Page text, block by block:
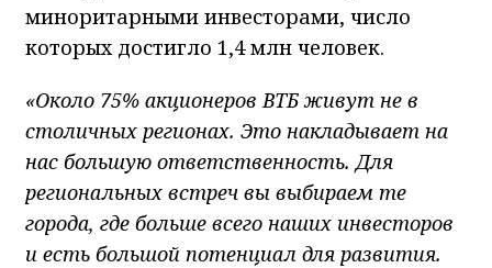
миноритарными инвесторами, число
которых достигло 1,4 млн человек.
«Около 75% акционеров ВТБ живут не в
столичных регионах. Это накладывает на
нас большую ответственность. Для
региональных встреч вы выбираем те
города, где больше всего наших инвесторов
и есть большой потенциал для развития.